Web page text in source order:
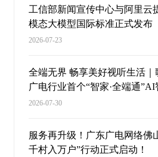
工信部新闻宣传中心与阿里云
模态大模型国际标准正式发布
2026-07-23
全端无界 畅享美好视听生活｜
广电行业首个“智家·全端通
2026-07-30
服务再升级！广东广电网络佛
千村入万户”行动正式启动！